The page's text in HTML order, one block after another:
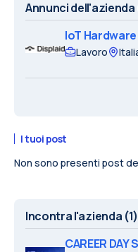
Annunci dell'azienda
IoT
Lavoro
I tuoi post
Non sono presenti post
Incontra l'azienda (1)
CAREER DAY